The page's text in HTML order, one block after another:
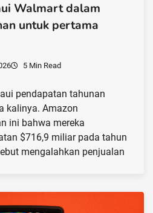
Walmart dalam
untuk pertama
5 Min Read
pendapatan tahunan
kalinya. Amazon
ini bahwa mereka
$716,9 miliar pada tahun
mengalahkan penjualan